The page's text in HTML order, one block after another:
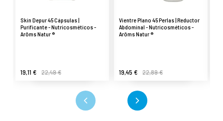
Skin Depur 45 Cápsulas |
Purificante - Nutricosméticos -
Arôms Natur ®
19,11 € 22,49 €
Vientre Plano 45 Perlas | Reductor
Abdominal - Nutricosméticos -
Arôms Natur ®
19,45 € 22,89 €